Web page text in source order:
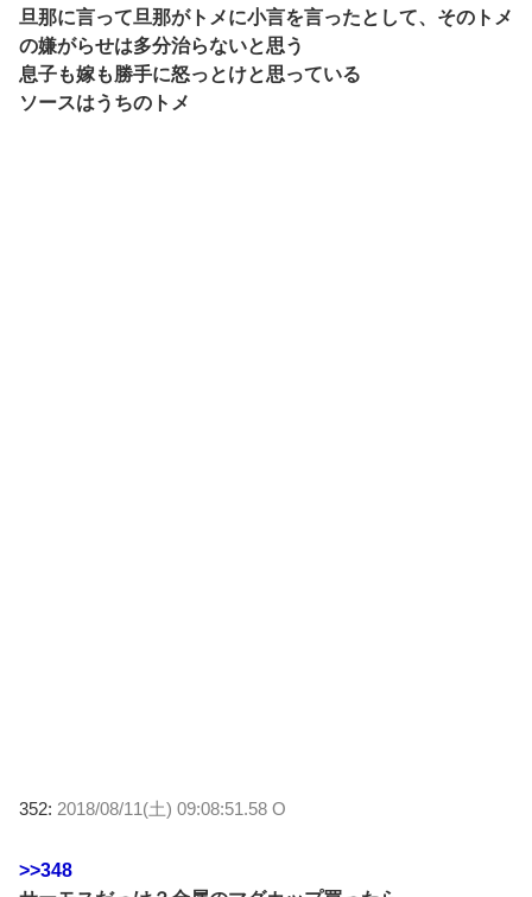
旦那に言って旦那がトメに小言を言ったとして、そのトメ
の嫌がらせは多分治らないと思う
息子も嫁も勝手に怒っとけと思っている
ソースはうちのトメ
352: 2018/08/11(土) 09:08:51.58 O
>>348